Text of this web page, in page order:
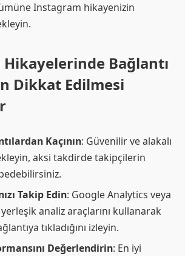
Instagram hikayenizin
Bağlantı
Dikkat Edilmesi
Kaçının: Güvenilir ve alakalı
aksi takdirde takipçilerin
Takip Edin: Google Analytics veya
analiz araçlarını kullanarak
tıkladığını izleyin.
Değerlendirin: En iyi